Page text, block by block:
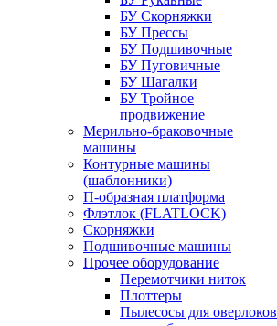
БУ Скорняжки
БУ Прессы
БУ Подшивочные
БУ Пуговичные
БУ Шагалки
БУ Тройное
продвижение
Мерильно-браковочные
машины
Контурные машины
(шаблонники)
П-образная платформа
Флэтлок (FLATLOCK)
Скорняжки
Подшивочные машины
Прочее оборудование
Перемотчики ниток
Плоттеры
Пылесосы для оверлоков